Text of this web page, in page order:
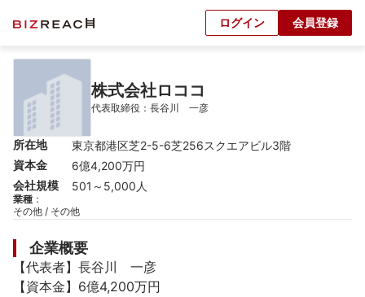
ログイン 会員登録
株式会社ロココ
代表取締役：長谷川　一彦
所在地
東京都港区芝2-5-6芝256スクエアビル3階
資本金
6億4,200万円
会社規模
501～5,000人
業種 ：
その他 / その他
企業概要
【代表者】長谷川　一彦
【資本金】6億4,200万円